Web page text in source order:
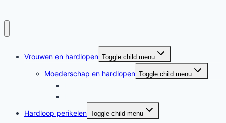
Vrouwen en hardlopen Toggle child menu
Moederschap en hardlopen Toggle child menu
Hardloop perikelen Toggle child menu